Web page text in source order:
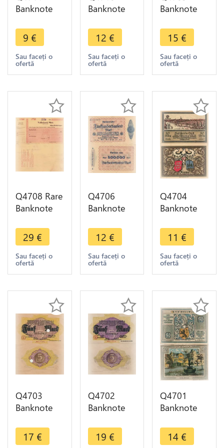
Banknote
Landkreis
Gelsenkirchen
Stadt
100000
Notgeld
9 €
Sau faceți o
ofertă
Banknote
Bingen Am
Rhein 500
Millionen
Mark 1923
Offer
12 €
Sau faceți o
ofertă
Banknote
Bingen Am
Rhein Stadt
100000
Mark 1923
15 €
Sau faceți o
ofertă
Q4708 Rare
Banknote
Metz Bank
Check
Volksbank
Reichsmark
AU
29 €
Sau faceți o
ofertă
Q4706
Banknote
Des Kreises
Arhweiler
500 000
Mark 1923
Offer
12 €
Sau faceți o
ofertă
Q4704
Banknote
Der Stadt
Huma 50
Pfennig
1921
- Make
11 €
Sau faceți o
ofertă
Q4703
Banknote
Altona
Stadt 5
17 €
Q4702
Banknote
Altona
Stadt 5
19 €
Q4701
Banknote
Schillerhaus
Weimar 50
14 €